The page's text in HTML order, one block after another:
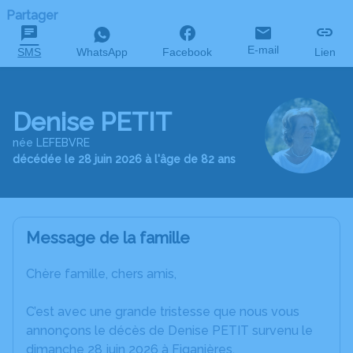
Partager
SMS WhatsApp Facebook E-mail Lien
Denise PETIT
née LEFEBVRE
décédée le 28 juin 2026 à l'âge de 82 ans
Message de la famille
Chère famille, chers amis,
C’est avec une grande tristesse que nous vous
annonçons le décès de Denise PETIT survenu le
dimanche 28 juin 2026 à Figanières.